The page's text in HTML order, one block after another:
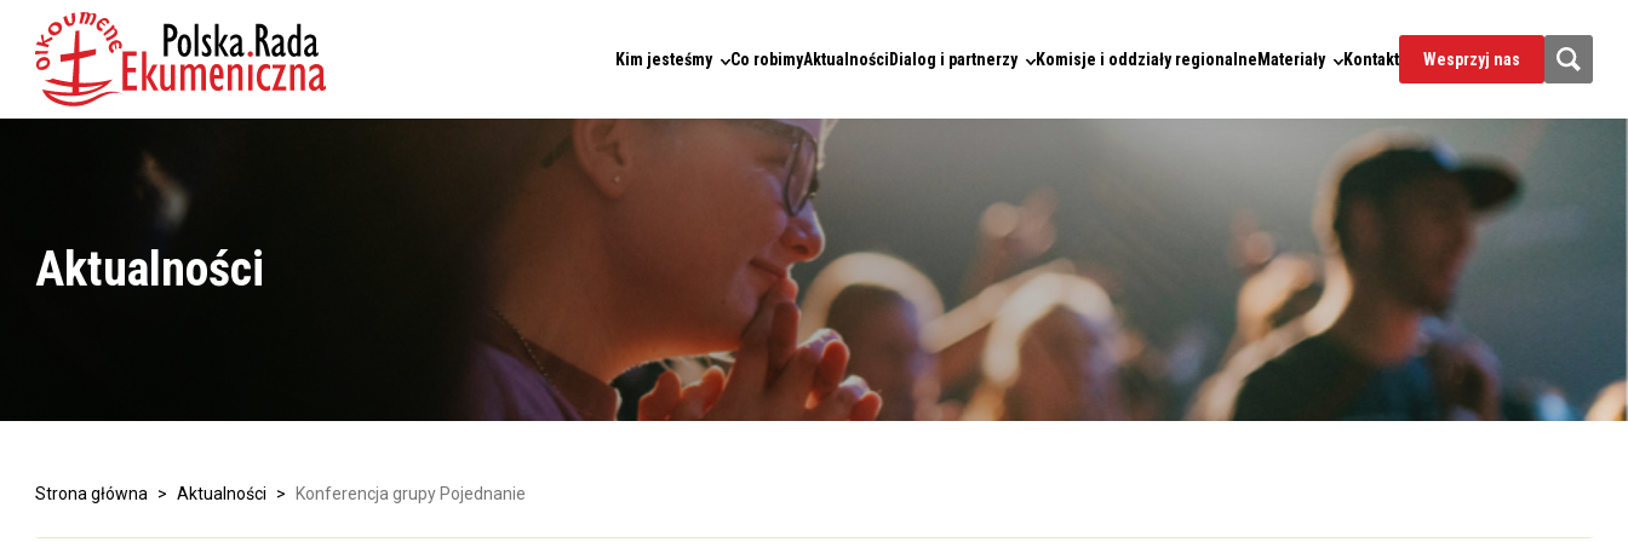
Kim jesteśmy Co robimyAktualnościDialog i partnerzy Komisje i oddziały regionalneMateriały Kontakt Wesprzyj nas
Aktualności
Strona główna > Aktualności > Konferencja grupy Pojednanie